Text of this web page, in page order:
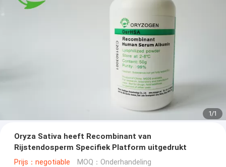
1/1
Oryza Sativa heeft Recombinant van
Rijstendosperm Specifiek Platform uitgedrukt
Prijs：negotiable MOQ：Onderhandeling